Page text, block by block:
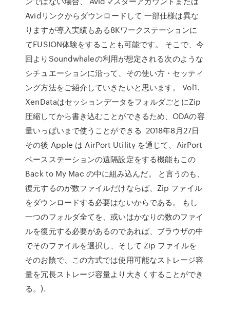
Avidリンクからダウンロードして 一部仕様は異な
りますが導入実績もある8Kワークステーションに
てFUSION体験をすることも可能です。 そこで、今
回よりSoundwhaleの利用が想定される次のような
シチュエーションに沿って、その使い方・セッティ
ング方法をご紹介していきたいと思います。 Vol1.
XenDataはセッションデータをフォルダごとにZip
圧縮してから書き込むことができるため、ODAの容
量いっぱいまで使うことができる 2018年8月27日
その後 Apple は AirPort Utility を通じて、AirPort
ベースステーションの遠隔設定をする機能もこの
Back to My Mac の中に組み込んだ。 と言うのも、
復元するのが数ファイルだけならば、Zip ファイル
をダウンロードする必要はないからである。 もし
一つのフォルダ全てを、或いはかなりの数のファイ
ルを復元する必要があるのであれば、ブラウザの中
でそのファイルを選択し、そして Zip ファイルを
そのお陰で、この方式では使用可能なストレージ容
量を冗長ストレージ容量より大きくすることができ
る。).